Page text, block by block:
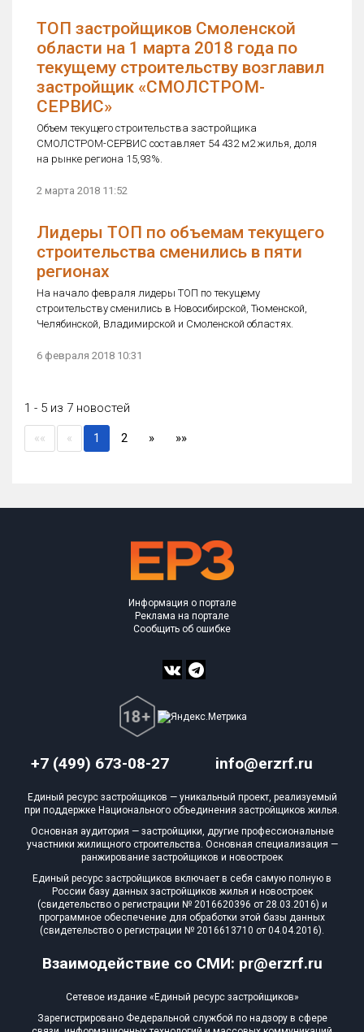
ТОП застройщиков Смоленской
области на 1 марта 2018 года по
текущему строительству возглавил
застройщик «СМОЛСТРОМ-
СЕРВИС»
Объем текущего строительства застройщика
СМОЛСТРОМ-СЕРВИС составляет 54 432 м2 жилья, доля
на рынке региона 15,93%.
2 марта 2018 11:52
Лидеры ТОП по объемам текущего
строительства сменились в пяти
регионах
На начало февраля лидеры ТОП по текущему
строительству сменились в Новосибирской, Тюменской,
Челябинской, Владимирской и Смоленской областях.
6 февраля 2018 10:31
1 - 5 из 7 новостей
«« « 1 (current)
2 » »»
+7 (499) 673-08-27 info@erzrf.ru
Взаимодействие со СМИ: pr@erzrf.ru
Информация о портале
Реклама на портале
Сообщить об ошибке
Единый ресурс застройщиков — уникальный проект, реализуемый
при поддержке Национального объединения застройщиков жилья.
Основная аудитория — застройщики, другие профессиональные
участники жилищного строительства. Основная специализация —
ранжирование застройщиков и новостроек
Единый ресурс застройщиков включает в себя самую полную в
России базу данных застройщиков жилья и новостроек
(свидетельство о регистрации № 2016620396 от 28.03.2016) и
программное обеспечение для обработки этой базы данных
(свидетельство о регистрации № 2016613710 от 04.04.2016).
Сетевое издание «Единый ресурс застройщиков»
Зарегистрировано Федеральной службой по надзору в сфере